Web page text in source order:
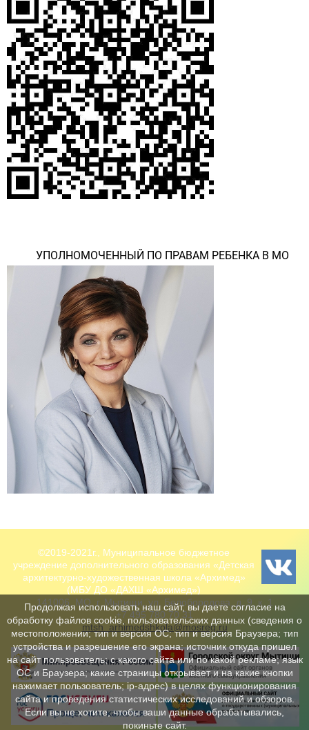
УПОЛНОМОЧЕННЫЙ ПО ПРАВАМ РЕБЕНКА В МО
©2019-2021г., Муниципальное бюджетное
учреждение дополнительного образования «Детская
архитектурно-художественная школа «Архимед»
(МБУ ДО «ДАХШ «Архимед»)
141006, МО, г. Мытищи, ул. Белобородова, д. 9, к. 1
+7 495 780 70 31
mtsh_arhimedshkola@mosreg.ru
Продолжая использовать наш сайт, вы даете согласие на
обработку файлов cookie, пользовательских данных (сведения о
местоположении; тип и версия ОС; тип и версия Браузера; тип
устройства и разрешение его экрана; источник откуда пришел
на сайт пользователь; с какого сайта или по какой рекламе; язык
ОС и Браузера; какие страницы открывает и на какие кнопки
нажимает пользователь; ip-адрес) в целях функционирования
сайта и проведения статистических исследований и обзоров.
Если вы не хотите, чтобы ваши данные обрабатывались,
покиньте сайт.